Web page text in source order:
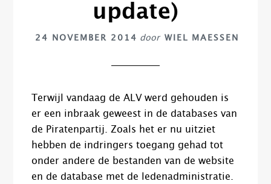
update)
24 NOVEMBER 2014 door WIEL MAESSEN
Terwijl vandaag de ALV werd gehouden is
er een inbraak geweest in de databases van
de Piratenpartij. Zoals het er nu uitziet
hebben de indringers toegang gehad tot
onder andere de bestanden van de website
en de database met de ledenadministratie.